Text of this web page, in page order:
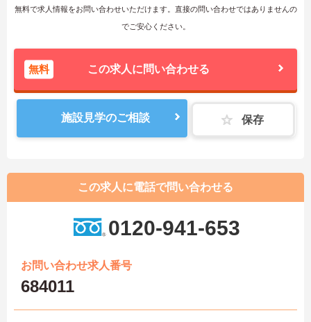
無料で求人情報をお問い合わせいただけます。直接の問い合わせではありませんの
でご安心ください。
無料 この求人に問い合わせる
施設見学のご相談 保存
この求人に電話で問い合わせる
0120-941-653
お問い合わせ求人番号
684011